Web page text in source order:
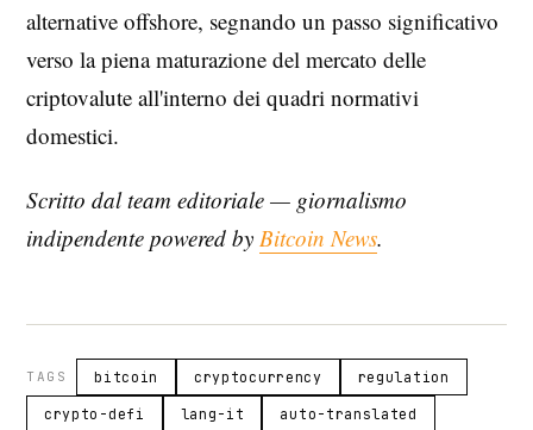
alternative offshore, segnando un passo significativo
verso la piena maturazione del mercato delle
criptovalute all'interno dei quadri normativi
domestici.
Scritto dal team editoriale — giornalismo
indipendente powered by Bitcoin News.
TAGS bitcoin cryptocurrency regulation
crypto-defi lang-it auto-translated